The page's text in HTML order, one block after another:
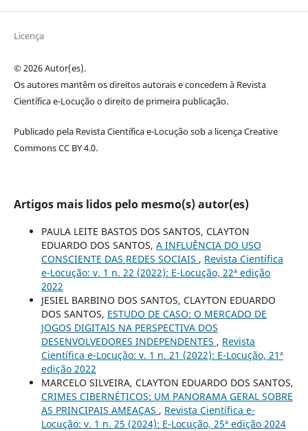
Licença
© 2026 Autor(es).
Os autores mantêm os direitos autorais e concedem à Revista
Científica e-Locução o direito de primeira publicação.
Publicado pela Revista Científica e-Locução sob a licença Creative
Commons CC BY 4.0.
Artigos mais lidos pelo mesmo(s) autor(es)
PAULA LEITE BASTOS DOS SANTOS, CLAYTON
EDUARDO DOS SANTOS, A INFLUÊNCIA DO USO
CONSCIENTE DAS REDES SOCIAIS , Revista Científica
e-Locução: v. 1 n. 22 (2022): E-Locução, 22ª edição
2022
JESIEL BARBINO DOS SANTOS, CLAYTON EDUARDO
DOS SANTOS, ESTUDO DE CASO: O MERCADO DE
JOGOS DIGITAIS NA PERSPECTIVA DOS
DESENVOLVEDORES INDEPENDENTES , Revista
Científica e-Locução: v. 1 n. 21 (2022): E-Locução, 21ª
edição 2022
MARCELO SILVEIRA, CLAYTON EDUARDO DOS SANTOS,
CRIMES CIBERNÉTICOS: UM PANORAMA GERAL SOBRE
AS PRINCIPAIS AMEAÇAS , Revista Científica e-
Locução: v. 1 n. 25 (2024): E-Locução, 25ª edição 2024